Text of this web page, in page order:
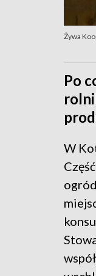
Żywa
Po
W